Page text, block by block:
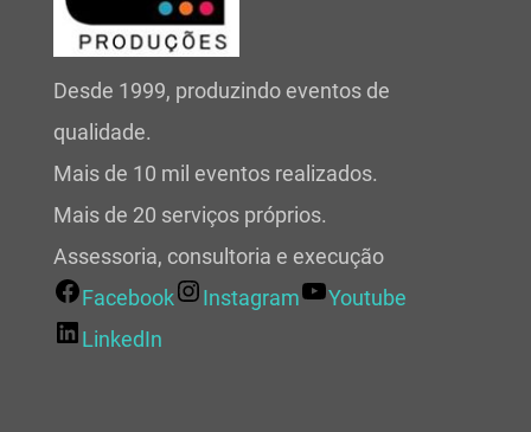
Desde 1999, produzindo eventos de
qualidade.
Mais de 10 mil eventos realizados.
Mais de 20 serviços próprios.
Assessoria, consultoria e execução
Facebook
Instagram
Youtube
LinkedIn